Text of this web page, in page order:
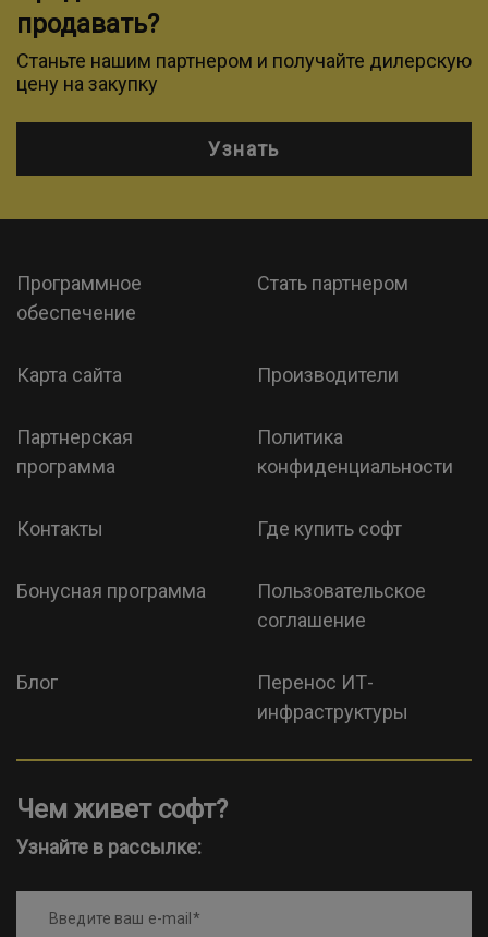
продавать?
Станьте нашим партнером и получайте дилерскую
цену на закупку
Узнать
Программное
обеспечение
Стать партнером
Карта сайта Производители
Партнерская
программа
Политика
конфиденциальности
Контакты Где купить софт
Бонусная программа
Пользовательское
соглашение
Блог
Перенос ИТ-
инфраструктуры
Чем живет софт?
Узнайте в рассылке:
Введите ваш e-mail